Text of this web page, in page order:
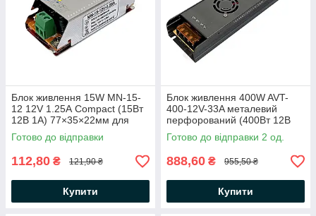
Блок живлення 15W MN-15-
12 12V 1.25А Compact (15Вт
12В 1А) 77×35×22мм для
світлодіодної LED стрічки,
модулів, лінійок
Готово до відправки
112,80 ₴ 121,90 ₴
Купити
Блок живлення 400W AVT-
400-12V-33A металевий
перфорований (400Вт 12В
33А) IP20 вузький
245×63×29мм для
Готово до відправки 2 од.
888,60 ₴ 955,50 ₴
Купити